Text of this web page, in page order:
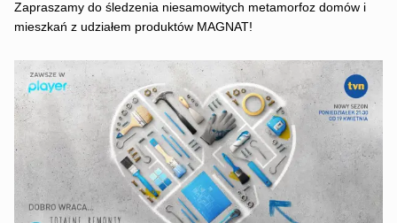
Zapraszamy do śledzenia niesamowitych metamorfoz domów i
mieszkań z udziałem produktów MAGNAT!